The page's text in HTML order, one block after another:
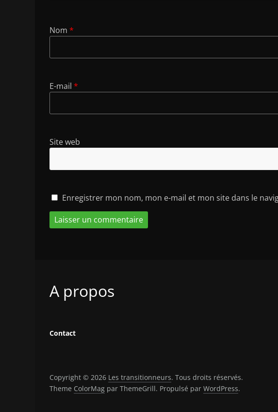
Nom *
E-mail *
Site web
Enregistrer mon nom, mon e-mail et mon site dans le
A propos
Contact
Copyright © 2026 Les transitionneurs. Tous droits réservés.
Theme ColorMag par ThemeGrill. Propulsé par WordPress.